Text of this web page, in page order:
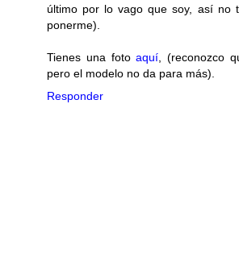
último por lo vago que soy, así no
ponerme).
Tienes una fotoaquí , (reconozco
pero el modelo no da para más).
Responder